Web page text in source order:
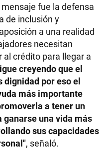
fue la defensa
de inclusión y
a una realidad
necesitan
crédito para llegar a
creyendo que el
dignidad por eso el
más importante
a tener un
ganarse una vida más
sus capacidades
, señaló.